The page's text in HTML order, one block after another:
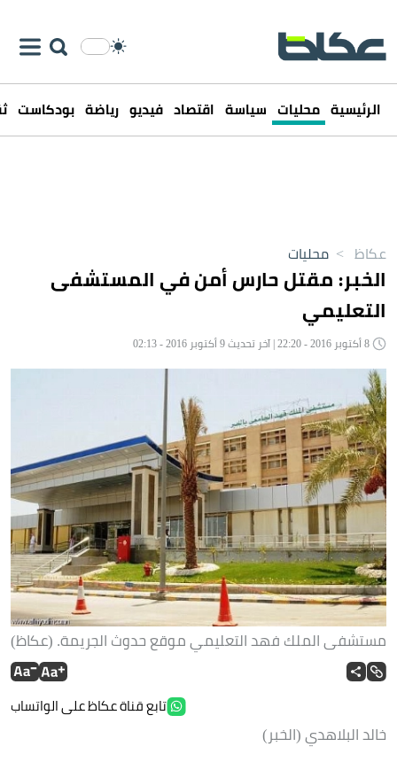
الرئيسية محليات سياسة اقتصاد فيديو رياضة بودكاست
عكاظ > محليات
الخبر: مقتل حارس أمن في المستشفى
التعليمي
مستشفى الملك فهد التعليمي موقع حدوث الجريمة. (عكاظ)
تابع قناة عكاظ على الواتساب
خالد البلاهدي (الخبر)